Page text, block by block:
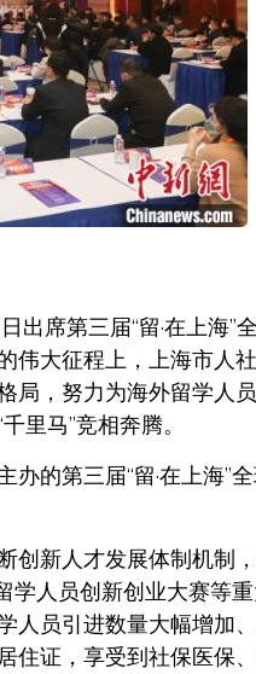
席第三届“留·在上海”
伟大征程上，上海市人
局，努力为海外留学人
里马”竞相奔腾。
的第三届“留·在上海”
新人才发展体制机制
学人员创新创业大赛等
人员引进数量大幅增加
住证，享受到社保医保